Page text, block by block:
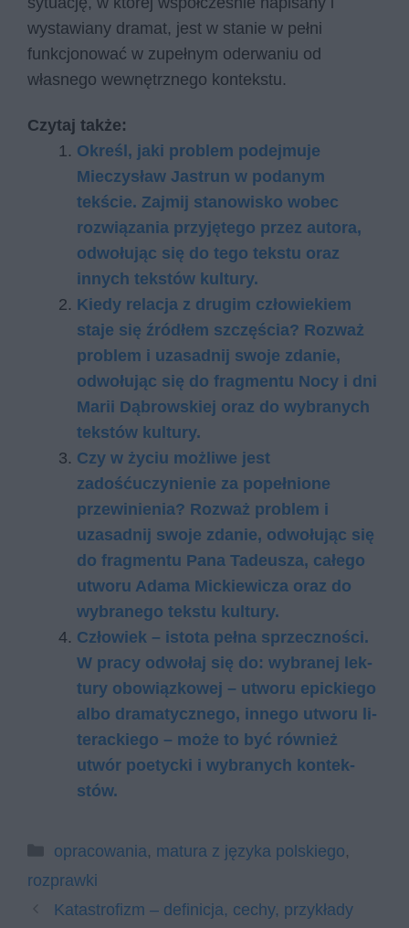
wystawiany dramat, jest w stanie w pełni
funkcjonować w zupełnym oderwaniu od
własnego wewnętrznego kontekstu.
Czytaj także:
Określ, jaki problem podejmuje
Mieczysław Jastrun w podanym
tekście. Zajmij stanowisko wobec
rozwiązania przyjętego przez autora,
odwołując się do tego tekstu oraz
innych tekstów kultury.
Kiedy relacja z drugim człowiekiem
staje się źródłem szczęścia? Rozważ
problem i uzasadnij swoje zdanie,
odwołując się do fragmentu Nocy i dni
Marii Dąbrowskiej oraz do wybranych
tekstów kultury.
Czy w życiu możliwe jest
zadośćuczynienie za popełnione
przewinienia? Rozważ problem i
uzasadnij swoje zdanie, odwołując się
do fragmentu Pana Tadeusza, całego
utworu Adama Mickiewicza oraz do
wybranego tekstu kultury.
Człowiek – istota pełna sprzeczności.
W pra­cy od­wo­łaj się do: wy­bra­nej lek­
tu­ry obo­wiąz­ko­wej – utwo­ru epic­kie­go
albo dra­ma­tycz­ne­go, in­ne­go utwo­ru li­
te­rac­kie­go – może to być rów­nież
utwór po­etyc­ki i wy­bra­nych kon­tek­
stów.
Kategorie
opracowania, matura z języka polskiego,
rozprawki
Katastrofizm – definicja, cechy, przykłady